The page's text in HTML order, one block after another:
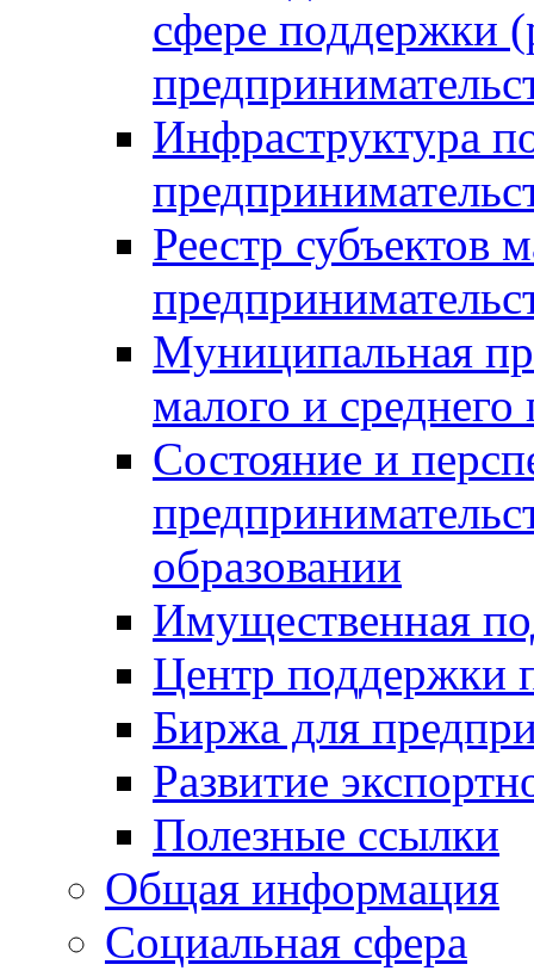
сфере поддержки
Инфраструктура
Реестр субъектов
Муниципальная
малого и среднего
Состояние и
образовании
Имущественная
Центр поддержки
Биржа для
Развитие
Полезные ссылки
Общая информация
Социальная сфера